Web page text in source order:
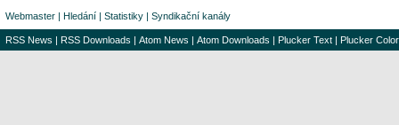
Webmaster | Hledání | Statistiky | Syndikační kanály
RSS News | RSS Downloads | Atom News | Atom Downloads | Plucker Text | Plucker Color